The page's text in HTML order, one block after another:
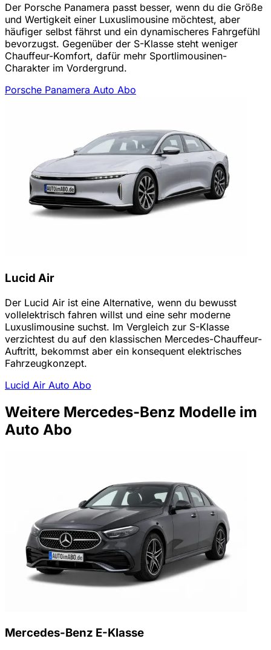
Der Porsche Panamera passt besser, wenn du die Größe
und Wertigkeit einer Luxuslimousine möchtest, aber
häufiger selbst fährst und ein dynamischeres Fahrgefühl
bevorzugst. Gegenüber der S-Klasse steht weniger
Chauffeur-Komfort, dafür mehr Sportlimousinen-
Charakter im Vordergrund.
Porsche Panamera Auto Abo
Lucid Air
Der Lucid Air ist eine Alternative, wenn du bewusst
vollelektrisch fahren willst und eine sehr moderne
Luxuslimousine suchst. Im Vergleich zur S-Klasse
verzichtest du auf den klassischen Mercedes-Chauffeur-
Auftritt, bekommst aber ein konsequent elektrisches
Fahrzeugkonzept.
Lucid Air Auto Abo
Weitere Mercedes-Benz Modelle im
Auto Abo
Mercedes-Benz E-Klasse